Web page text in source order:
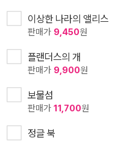
이상한 나라의 앨리스
판매가 9,450원
플랜더스의 개
판매가 9,900원
보물섬
판매가 11,700원
정글 북